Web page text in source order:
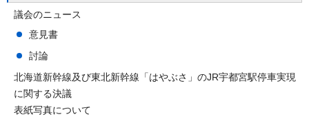
議会のニュース
意見書
討論
北海道新幹線及び東北新幹線「はやぶさ」のJR宇都宮駅停車実現
に関する決議
表紙写真について